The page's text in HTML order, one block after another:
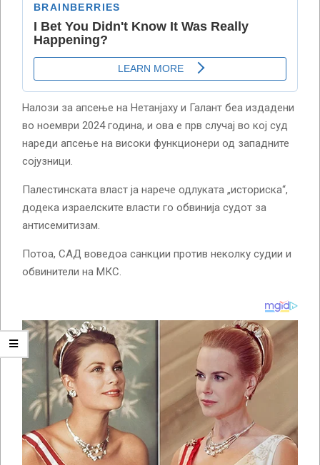
Налози за апсење на Нетанјаху и Галант беа издадени
во ноември 2024 година, и ова е прв случај во кој суд
нареди апсење на високи функционери од западните
сојузници.
Палестинската власт ја нарече одлуката „историска“,
додека израелските власти го обвинија судот за
антисемитизам.
Потоа, САД воведоа санкции против неколку судии и
обвинители на МКС.